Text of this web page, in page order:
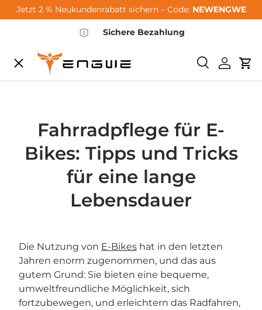
Saltar al contenido
Jetzt 2 % Neukundenrabatt sichern – Code: NEWENGWE
Sichere Bezahlung
BuscarIniciar
Menú
City-Sale
E-Bikes
Community
Support
Fahrradpflege für E-
Bikes: Tipps und Tricks
für eine lange
Lebensdauer
Die Nutzung von E-Bikes hat in den letzten
Jahren enorm zugenommen, und das aus
gutem Grund: Sie bieten eine bequeme,
umweltfreundliche Möglichkeit, sich
fortzubewegen, und erleichtern das Radfahren,